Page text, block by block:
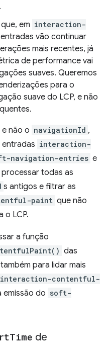
em interaction-
entradas vão continuar
mais recentes, já
de performance vai
suaves. Queremos
para o
suave do LCP, e não
e não o navigationId ,
entradas interaction-
navigation-entries e
todas as
s antigos e filtrar as
paint que não
o LCP.
a função
das
também para lidar mais
interaction-contentful-
emissão do soft-
Time de